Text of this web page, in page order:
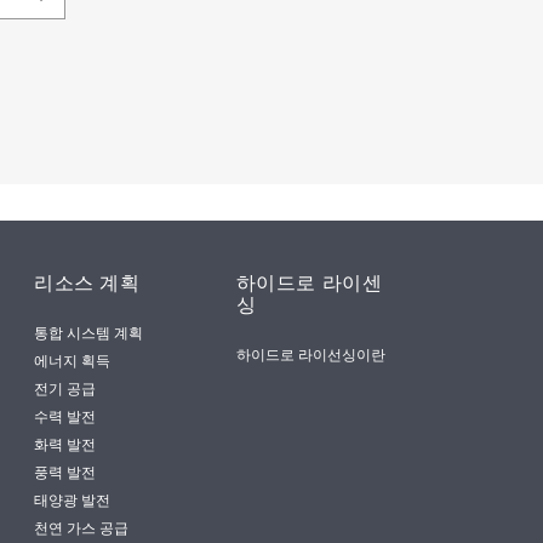
리소스 계획
통합 시스템 계획
에너지 획득
전기 공급
수력 발전
화력 발전
풍력 발전
태양광 발전
천연 가스 공급
하이드로 라이센
싱
하이드로 라이선싱이란